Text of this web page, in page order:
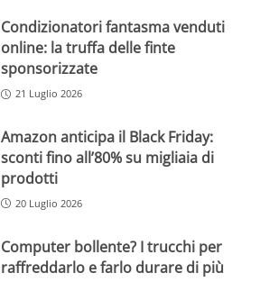
Condizionatori fantasma venduti
online: la truffa delle finte
sponsorizzate
21 Luglio 2026
Amazon anticipa il Black Friday:
sconti fino all’80% su migliaia di
prodotti
20 Luglio 2026
Computer bollente? I trucchi per
raffreddarlo e farlo durare di più